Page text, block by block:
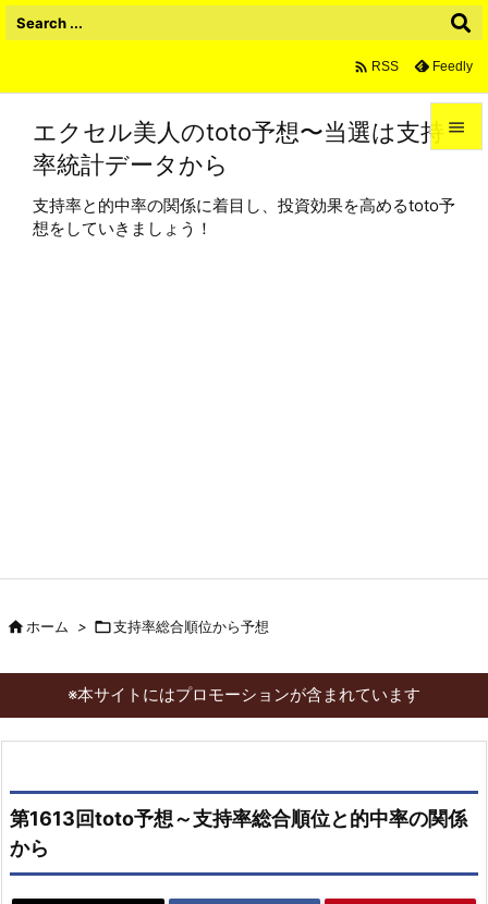
エクセル美人のtoto予想〜当選は支持
率統計データから
支持率と的中率の関係に着目し、投資効果を高めるtoto予
想をしていきましょう！

メニュ
 RSS Feedly
ホーム > 支持率総合順位から予想
※本サイトにはプロモーションが含まれています
第1613回toto予想～支持率総合順位と的中率の関係
から